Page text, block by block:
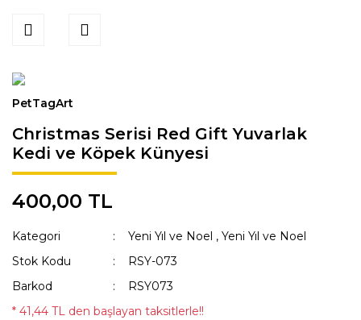
PetTagArt
Christmas Serisi Red Gift Yuvarlak
Kedi ve Köpek Künyesi
400,00 TL
Kategori Yeni Yıl ve Noel ,Yeni Yıl ve Noel
Stok Kodu
RSY-073
Barkod
RSY073
* 41,44 TL den başlayan taksitlerle!!